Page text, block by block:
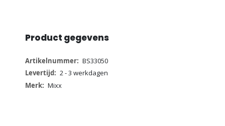
Product gegevens
Meer
informatie
BS33050
2 - 3 werkdagen
Mixx